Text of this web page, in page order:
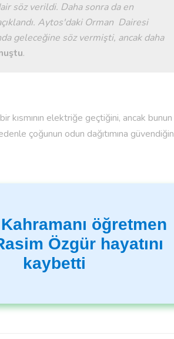
söz verildi. Daha sonra da en
Aytos'daki Orman Dairesi
geleceğine söz vermişti, ancak daha
.
kısmının elektriğe geçtiğini, ancak bunun
çoğunun odun dağıtımına
öğretmen
Özgür hayatını
kaybetti